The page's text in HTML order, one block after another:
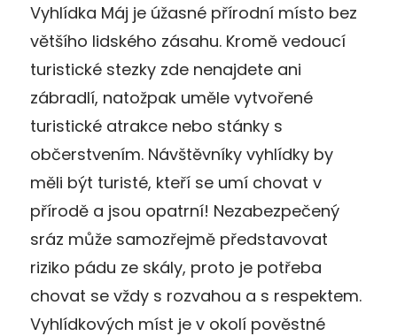
Vyhlídka Máj je úžasné přírodní místo bez
většího lidského zásahu. Kromě vedoucí
turistické stezky zde nenajdete ani
zábradlí, natožpak uměle vytvořené
turistické atrakce nebo stánky s
občerstvením. Návštěvníky vyhlídky by
měli být turisté, kteří se umí chovat v
přírodě a jsou opatrní! Nezabezpečený
sráz může samozřejmě představovat
riziko pádu ze skály, proto je potřeba
chovat se vždy s rozvahou a s respektem.
Vyhlídkových míst je v okolí pověstné